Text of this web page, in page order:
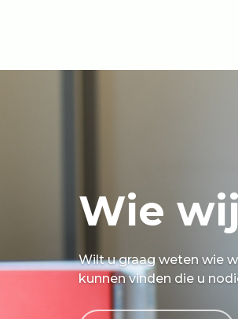
Wie
Wilt u graag weten wie
kunnen vinden die u